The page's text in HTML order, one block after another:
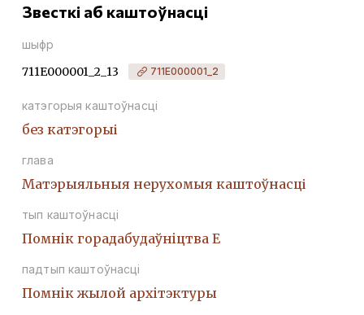
Звесткі аб каштоўнасці
шыфр
711Е000001_2_13 711Е000001_2
катэгорыя каштоўнасці
без катэгорыі
глава
Матэрыяльныя нерухомыя каштоўнасці
тып каштоўнасці
Помнiк горадабудаўнiцтва Е
падтып каштоўнасці
Помнiк жылой архiтэктуры